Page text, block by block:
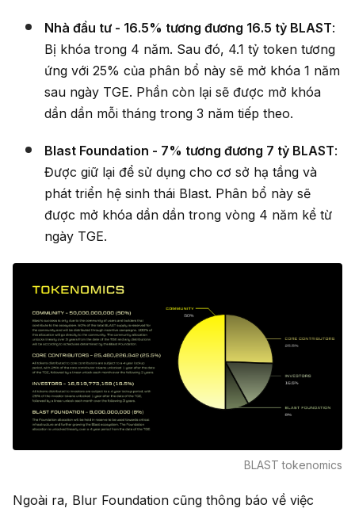
Nhà đầu tư - 16.5% tương đương 16.5 tỷ BLAST:
Bị khóa trong 4 năm. Sau đó, 4.1 tỷ token tương
ứng với 25% của phân bổ này sẽ mở khóa 1 năm
sau ngày TGE. Phần còn lại sẽ được mở khóa
dần dần mỗi tháng trong 3 năm tiếp theo.
Blast Foundation - 7% tương đương 7 tỷ BLAST:
Được giữ lại để sử dụng cho cơ sở hạ tầng và
phát triển hệ sinh thái Blast. Phân bổ này sẽ
được mở khóa dần dần trong vòng 4 năm kể từ
ngày TGE.
BLAST tokenomics
Ngoài ra, Blur Foundation cũng thông báo về việc